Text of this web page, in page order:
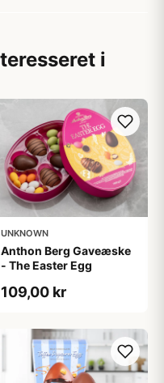
i
UNKNOWN
Anthon Berg Gaveæske
- The Easter Egg
109,00 kr